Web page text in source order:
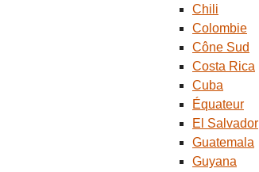
Chili
Colombie
Cône Sud
Costa Rica
Cuba
Équateur
El Salvador
Guatemala
Guyana